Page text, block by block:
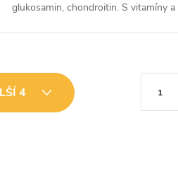
glukosamin, chondroitin. S vitamíny a
4 1